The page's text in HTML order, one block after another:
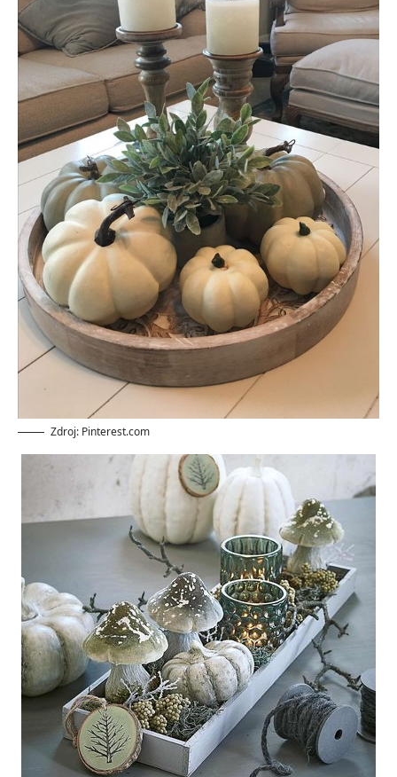
Zdroj: Pinterest.com